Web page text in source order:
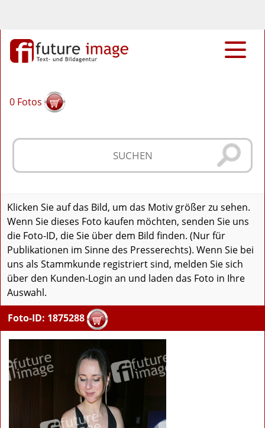
0 Fotos
Klicken Sie auf das Bild, um das Motiv größer zu sehen.
Wenn Sie dieses Foto kaufen möchten, senden Sie uns
die Foto-ID, die Sie über dem Bild finden. (Nur für
Publikationen im Sinne des Presserechts). Wenn Sie bei
uns als Stammkunde registriert sind, melden Sie sich
über den Kunden-Login an und laden das Foto in Ihre
Auswahl.
Foto-ID: 1875288